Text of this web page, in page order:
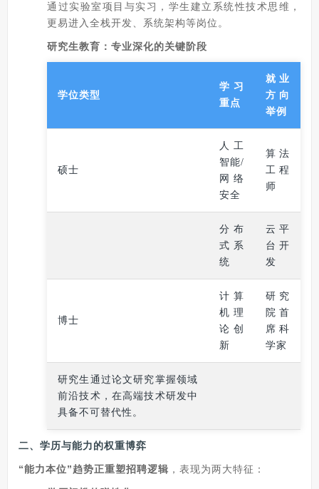
通过实验室项目与实习，学生建立系统性技术思维，
更易进入全栈开发、系统架构等岗位。
研究生教育：专业深化的关键阶段
学位类型
学习
重点
就业
方向
举例
硕士
人工
智能/
网络
安全
算法
工程
师
分布
式系
统
云平
台开
发
博士
计算
机理
论创
新
研究
院首
席科
学家
研究生通过论文研究掌握领域
前沿技术，在高端技术研发中
具备不可替代性。
二、学历与能力的权重博弈
“能力本位”趋势正重塑招聘逻辑 ，表现为两大特征：